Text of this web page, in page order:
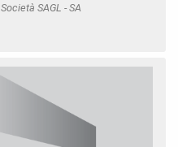
SAGL - SA